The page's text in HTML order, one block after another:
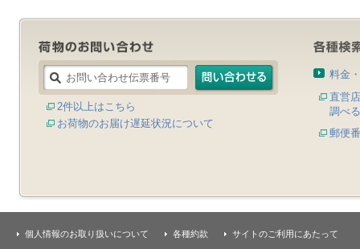
2件以上はこちら
お荷物のお届け遅延状況について
料金
直営
調べる
郵便
個人情報のお取り扱いについて 各種約款 サイトのご利用にあたって